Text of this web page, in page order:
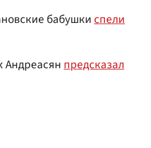
бабушкиспели
предсказал